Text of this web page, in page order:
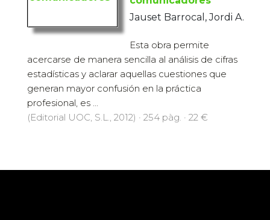
Jauset Barrocal, Jordi A.
Esta obra permite
acercarse de manera sencilla al análisis de cifras
estadísticas y aclarar aquellas cuestiones que
generan mayor confusión en la práctica
profesional, es ...
(Editorial UOC, S.L., 2012) · 254 pàg. · 22 €